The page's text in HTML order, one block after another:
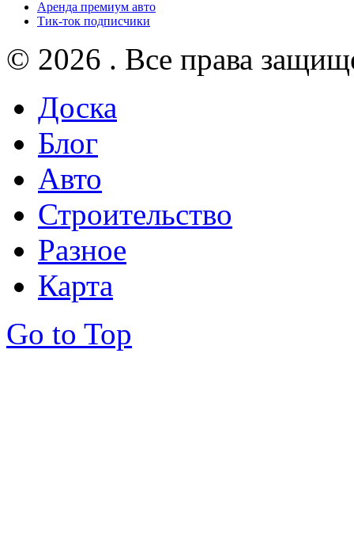
Аренда премиум авто
Тик-ток подписчики
© 2026 . Все права
Доска
Блог
Авто
Строительство
Разное
Карта
Go to Top